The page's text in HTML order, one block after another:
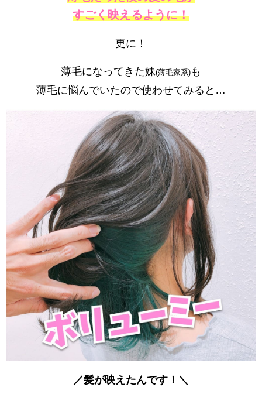
すごく映えるように！
更に！
薄毛になってきた妹(薄毛家系) も
薄毛に悩んでいたので使わせてみると…
／髪が映えたんです！＼